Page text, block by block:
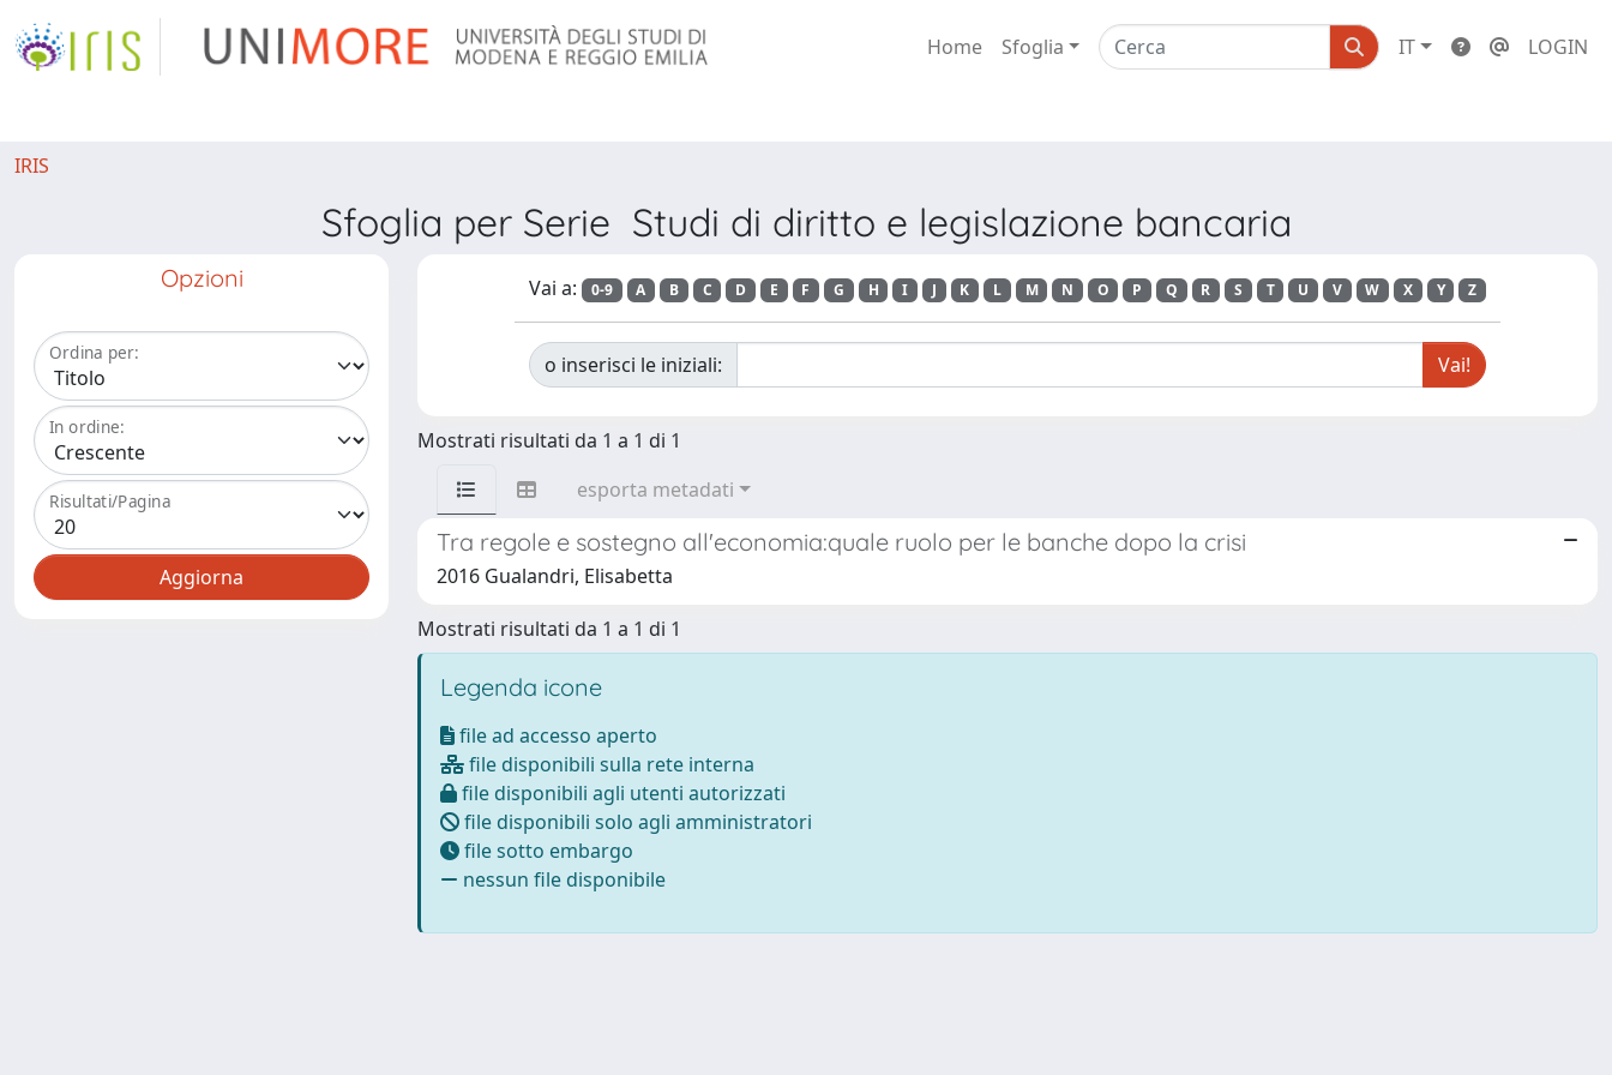
Home Sfoglia IT LOGIN
IRIS
Sfoglia per Serie Studi di diritto e legislazione bancaria
Opzioni
Ordina per:
In ordine:
Risultati/Pagina
Vai a: 0-9 A B C D E F G H I J K L M N O P Q R S T U V W X Y Z
o inserisci le iniziali:
Mostrati risultati da 1 a 1 di 1
esporta metadati
Tra regole e sostegno all'economia:quale ruolo per le banche dopo la crisi
2016 Gualandri, Elisabetta
Mostrati risultati da 1 a 1 di 1
Legenda icone
file ad accesso aperto
file disponibili sulla rete interna
file disponibili agli utenti autorizzati
file disponibili solo agli amministratori
file sotto embargo
nessun file disponibile